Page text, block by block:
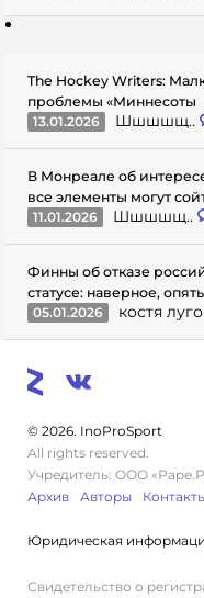
The Hockey Writers:
проблемы «Миннесоты
13.01.2026
Шшшшщ..
В Монреале об
все элементы могут
11.01.2026
Шшшшщ..
Финны об отказе
статусе: наверное,
05.01.2026
костя
© 2026. InoProSport
All rights reserved.
Учредитель: ООО
Архив
Авторы
Юридическая
Свидетельство о